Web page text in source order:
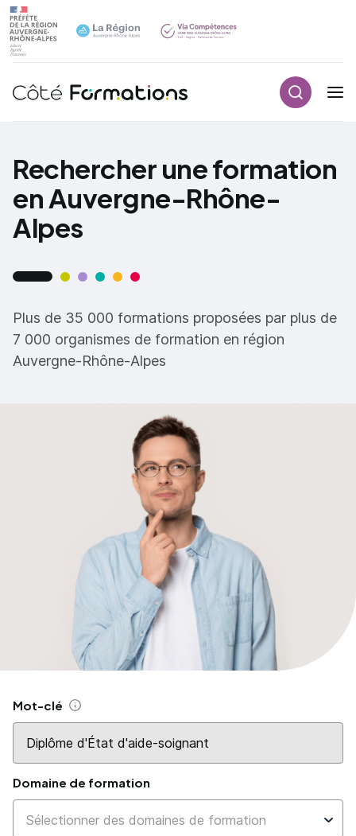
Navigation principale
Rechercher une formation
en Auvergne-Rhône-
Alpes
Plus de 35 000 formations proposées par plus de
7 000 organismes de formation en région
Auvergne-Rhône-Alpes
Mot-clé Aide
Domaine de formation